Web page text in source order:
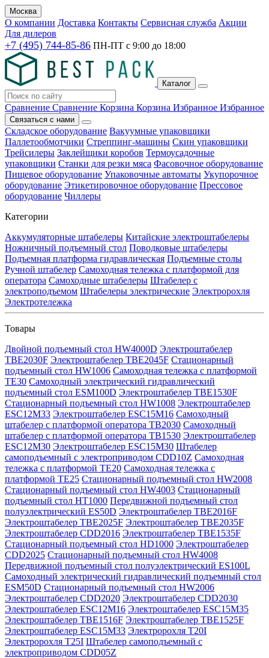
Москва
О компании Доставка Контакты Сервисная служба Акции
Для дилеров
+7 (495) 744-85-86 ПН-ПТ с 9:00 до 18:00
Каталог
Сравнение Сравнение Корзина Корзина Избранное Избранное
Связаться с нами
Складское оборудование Вакуумные упаковщики
Паллетообмотчики Стреппинг-машины Скин упаковщики
Трейсилеры Заклейщики коробов Термоусадочные
упаковщики Станки для резки мяса Фасовочное оборудование
Пищевое оборудование Упаковочные автоматы Укупорочное
оборудование Этикетировочное оборудование Прессовое
оборудование Чиллеры
Категории
Аккумуляторные штабелеры Китайские электроштабелеры
Ножничный подъемный стол Поводковые штабелеры
Подъемная платформа гидравлическая Подъемные столы
Ручной штабелер Самоходная тележка с платформой для
оператора Самоходные штабелеры Штабелер с
электроподъемом Штабелеры электрические Электророхля
Электротележка
Товары
Двойной подъемный стол HW4000D Электроштабелер
TBE2030F Электроштабелер TBE2045F Стационарный
подъемный стол HW1006 Самоходная тележка с платформой
TE30 Самоходный электрический гидравлический
подъемный стол ESM100D Электроштабелер TBE1530F
Стационарный подъемный стол HW1008 Электроштабелер
ESC12M33 Электроштабелер ESC15M16 Самоходный
штабелер с платформой оператора TB2030 Самоходный
штабелер с платформой оператора TB1530 Электроштабелер
ESC12M30 Электроштабелер ESC15M30 Штабелер
самоподъемный с электроприводом CDD10Z Самоходная
тележка с платформой TE20 Самоходная тележка с
платформой TE25 Стационарный подъемный стол HW2008
Стационарный подъемный стол HW4003 Стационарный
подъемный стол HT1000 Передвижной подъемный стол
полуэлектрический ES50D Электроштабелер TBE2016F
Электроштабелер TBE2025F Электроштабелер TBE2035F
Электроштабелер CDD2016 Электроштабелер TBE1535F
Стационарный подъемный стол HD1000 Электроштабелер
CDD2025 Стационарный подъемный стол HW4008
Передвижной подъемный стол полуэлектрический ES100L
Самоходный электрический гидравлический подъемный стол
ESM50D Стационарный подъемный стол HW2006
Электроштабелер CDD2020 Электроштабелер CDD2030
Электроштабелер ESC12M16 Электроштабелер ESC15M35
Электроштабелер TBE1516F Электроштабелер TBE1525F
Электроштабелер ESC15M33 Электророхля T20I
Электророхля T25I Штабелер самоподъемный с
электроприводом CDD05Z